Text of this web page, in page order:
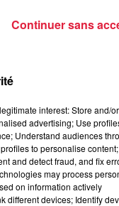
interest: Store and/or
advertising; Use
Understand audiences
to personalise
and detect fraud, and fix
may process
on information actively
different devices; Identify
Continuer sans